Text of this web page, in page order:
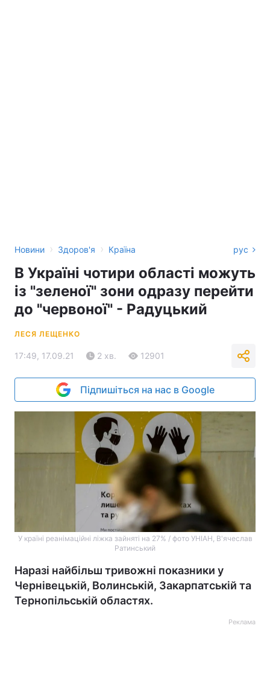
Новини › Здоров'я › Країна рус
В Україні чотири області можуть
із "зеленої" зони одразу перейти
до "червоної" - Радуцький
ЛЕСЯ ЛЕЩЕНКО
17:49, 17.09.21 2 хв. 12901
Підпишіться на нас в Google
У країні реанімаційні ліжка зайняті на 27% / фото УНІАН, В'ячеслав
Ратинський
Наразі найбільш тривожні показники у
Чернівецькій, Волинській, Закарпатській та
Тернопільській областях.
Реклама